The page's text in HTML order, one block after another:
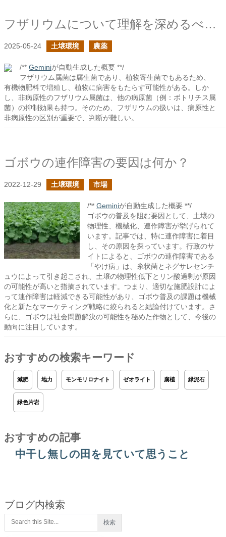
フザリウムについて理解を深めるべきだ
2025-05-24 土壌環境 農薬
/** Geminiが自動生成した概要 **/
フザリウム属菌は腐生菌であり、植物寄生菌でもあるため、
有機物肥料で増殖し、植物に病害をもたらす可能性がある。しか
し、非病原性のフザリウム属菌は、他の病原菌（例：ボトリチス属
菌）の抑制効果も持つ。そのため、フザリウムの扱いは、病原性と
非病原性の区別が重要で、判断が難しい。
ゴボウの連作障害の要因は何か？
2022-12-29 土壌環境 市場
/** Geminiが自動生成した概要 **/
ゴボウの普及を阻む要因として、土壌の
物理性、機械化、連作障害が挙げられて
います。記事では、特に連作障害に着目
し、その原因を探っています。行政のサ
イトによると、ゴボウの連作障害である
「やけ病」は、糸状菌とネグサレセンチ
ュウによって引き起こされ、土壌の物理性低下とリン酸過剰が原因
の可能性が高いと指摘されています。つまり、適切な施肥設計によ
って連作障害は軽減できる可能性があり、ゴボウ普及の課題は機械
化と新たなマーケティング戦略に絞られると結論付けています。さ
らに、ゴボウは社会問題解決の可能性を秘めた作物として、今後の
動向に注目しています。
おすすめの検索キーワード
減肥 地力 モンモリロナイト ゼオライト 腐植 緑泥石
緑色片岩
おすすめの記事
中干し無しの田を見ていて思うこと
ブログ内検索